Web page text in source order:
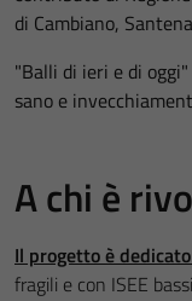
di Cambiano,
"Balli di ieri e di
sano e
A chi è
Il progetto è
fragili e con ISEE